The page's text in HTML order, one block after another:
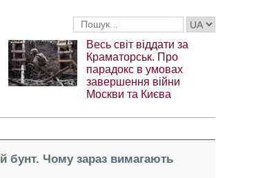
Весь світ віддати за
Краматорськ. Про
парадокс в умовах
завершення війни
Москви та Києва
бунт. Чому зараз вимагають